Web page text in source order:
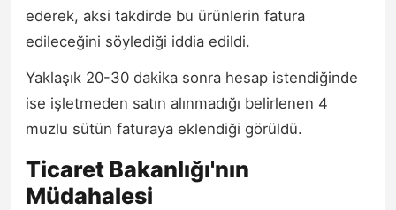
ederek, aksi takdirde bu ürünlerin fatura
edileceğini söylediği iddia edildi.
Yaklaşık 20-30 dakika sonra hesap istendiğinde
ise işletmeden satın alınmadığı belirlenen 4
muzlu sütün faturaya eklendiği görüldü.
Ticaret Bakanlığı'nın
Müdahalesi